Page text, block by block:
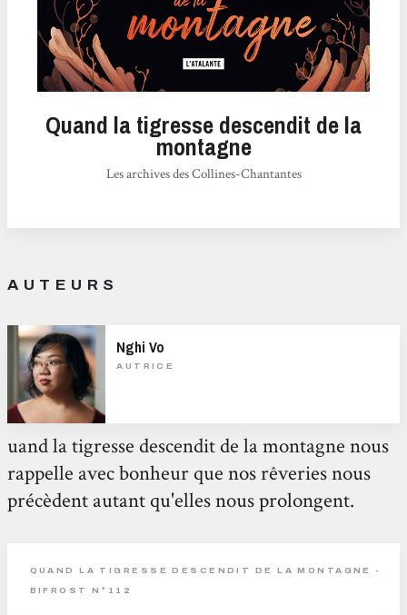
Quand la tigresse descendit de la
montagne
Les archives des Collines-Chantantes
AUTEURS
Nghi Vo
AUTRICE
uand la tigresse descendit de la montagne nous
rappelle avec bonheur que nos rêveries nous
précèdent autant qu'elles nous prolongent.
QUAND LA TIGRESSE DESCENDIT DE LA MONTAGNE -
BIFROST N°112